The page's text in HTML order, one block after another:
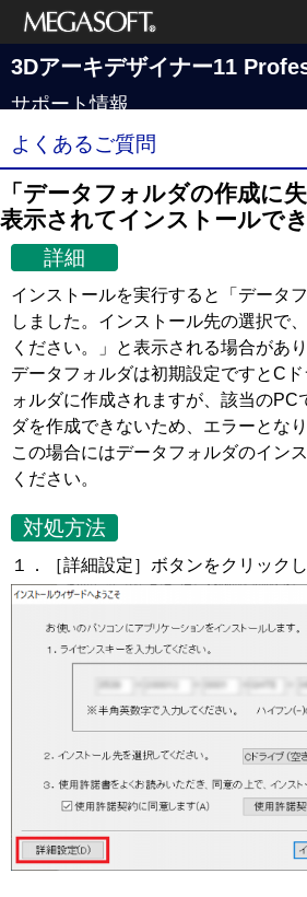
メガソフト株式
会社
3Dアーキデザイナー11
サポート情報
よくあるご質問
「データフォルダの作成に
表示されてインストールで
詳細
インストールを実行すると「データ
しました。インストール先の選択で
ください。」と表示される場合があり
データフォルダは初期設定ですとC
ォルダに作成されますが、該当のPC
ダを作成できないため、エラーとなり
この場合にはデータフォルダのイン
ください。
対処方法
１．［詳細設定］ボタンをクリックし